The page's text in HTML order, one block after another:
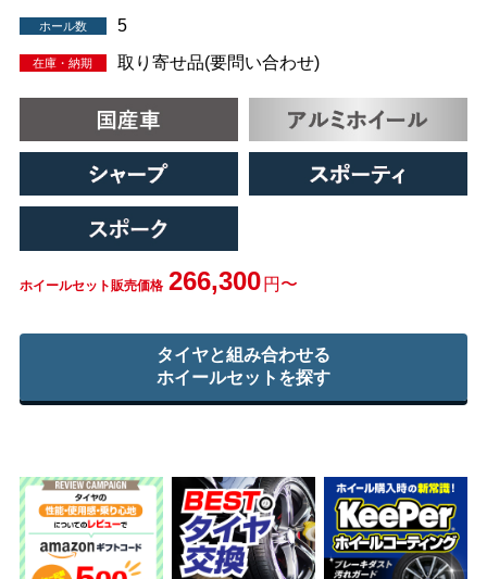
ホール数 5
在庫・納期 取り寄せ品(要問い合わせ)
ホイールセット販売価格 266,300 円〜
タイヤと組み合わせる
ホイールセットを探す